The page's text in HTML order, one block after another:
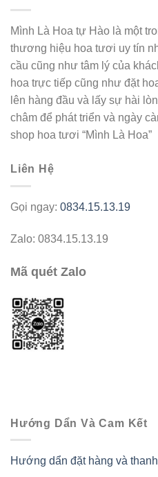
Mình Là Hoa tự Hào là một
thương hiệu hoa tươi uy tín
cầu cũng như tâm lý của
hoa trực tiếp cũng như đặt
lên hàng đầu và lấy sự hài
châm để phát triển và ngày
shop hoa tươi “Mình Là Hoa”
Liên Hệ
Gọi ngay: 0834.15.13.19
Zalo: 0834.15.13.19
Mã quét Zalo
Hướng Dẩn Và Cam Kết
Hướng dẩn đặt hàng và